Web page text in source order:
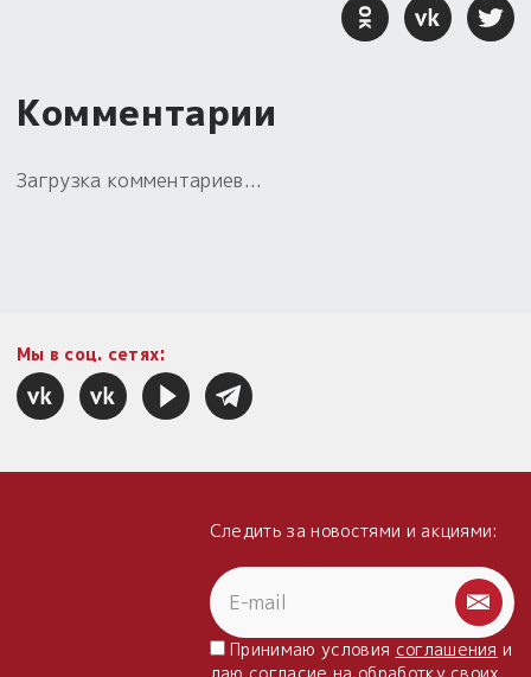
Комментарии
Загрузка комментариев...
Мы в соц. сетях:
Следить за новостями и акциями:
Принимаю условия соглашения и